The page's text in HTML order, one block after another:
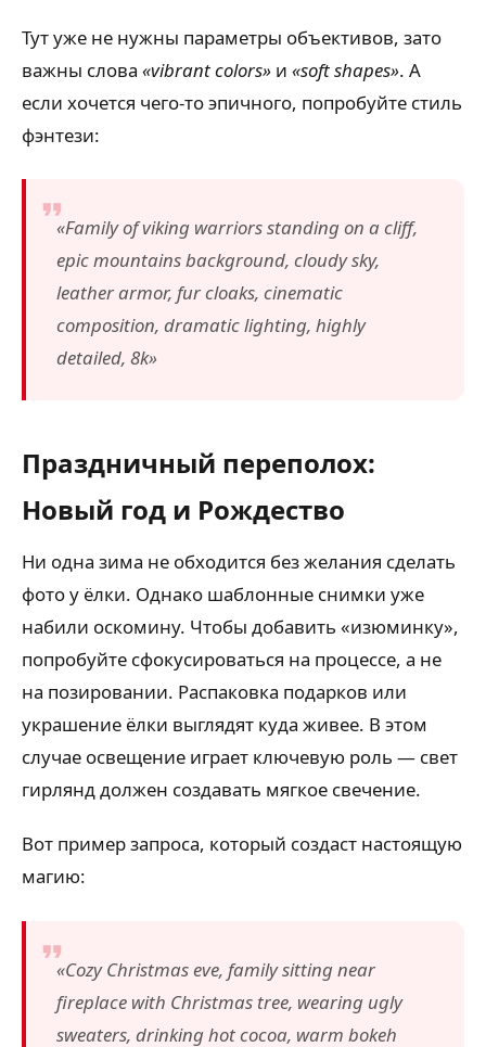
Тут уже не нужны параметры объективов, зато
важны слова «vibrant colors» и «soft shapes». А
если хочется чего-то эпичного, попробуйте стиль
фэнтези:
«Family of viking warriors standing on a cliff,
epic mountains background, cloudy sky,
leather armor, fur cloaks, cinematic
composition, dramatic lighting, highly
detailed, 8k»
Праздничный переполох:
Новый год и Рождество
Ни одна зима не обходится без желания сделать
фото у ёлки. Однако шаблонные снимки уже
набили оскомину. Чтобы добавить «изюминку»,
попробуйте сфокусироваться на процессе, а не
на позировании. Распаковка подарков или
украшение ёлки выглядят куда живее. В этом
случае освещение играет ключевую роль — свет
гирлянд должен создавать мягкое свечение.
Вот пример запроса, который создаст настоящую
магию:
«Cozy Christmas eve, family sitting near
fireplace with Christmas tree, wearing ugly
sweaters, drinking hot cocoa, warm bokeh